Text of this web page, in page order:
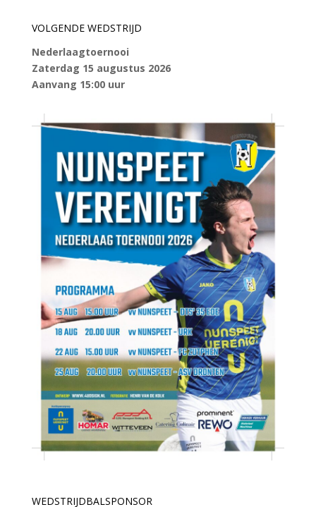
VOLGENDE WEDSTRIJD
Nederlaagtoernooi
Zaterdag 15 augustus 2026
Aanvang 15:00 uur
WEDSTRIJDBALSPONSOR